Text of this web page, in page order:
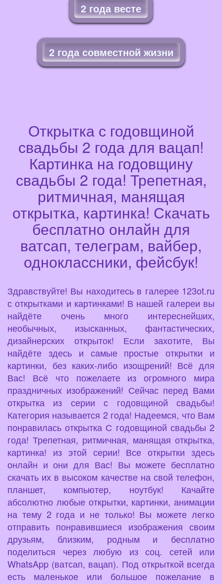
2 года весте
2 года совместной жизни
Открытка с годовщиной
свадьбы 2 года для вацап!
Картинка на годовщину
свадьбы 2 года! Трепетная,
ритмичная, манящая
открытка, картинка! Скачать
бесплатно онлайн для
ватсап, телеграм, вайбер,
одноклассники, фейсбук!
Здравствуйте! Вы находитесь в галерее 123ot.ru
с открытками и картинками! В нашей галереи вы
найдёте очень много интереснейших,
необычных, изысканных, фантастических,
дизайнерских открыток! Если захотите, Вы
найдёте здесь и самые простые открытки и
картинки, без каких-либо изощрений! Всё для
Вас! Всё что пожелаете из огромного мира
праздничных изображений! Сейчас перед Вами
открытка из серии с годовщиной свадьбы!
Категория называется 2 года! Надеемся, что Вам
понравилась открытка С годовщиной свадьбы 2
года! Трепетная, ритмичная, манящая открытка,
картинка! из этой серии! Все открытки здесь
онлайн и они для Вас! Вы можете бесплатно
скачать их в высоком качестве на свой телефон,
планшет, компьютер, ноутбук! Качайте
абсолютно любые открытки, картинки, анимации
на тему 2 года и не только! Вы можете легко
отправить понравившиеся изображения своим
друзьям, близким, родным и бесплатно
поделиться через любую из соц. сетей или
WhatsApp (ватсап, вацап). Под открыткой всегда
есть маленькое или большое пожелание в